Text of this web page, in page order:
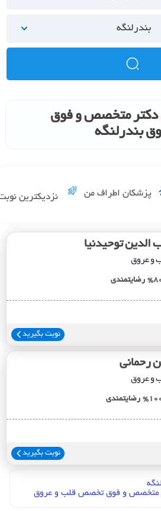
بندرلنگه
دکتر متخصص و فوق
بندرلنگه
پزشکان اطراف من نزدیکترین
الدین توحیدنیا
و عروق
رضایتمندی
نوبت بگیرید
رحمانی
و عروق
رضایتمندی
نوبت بگیرید
متخصص و فوق تخصص قلب و عروق